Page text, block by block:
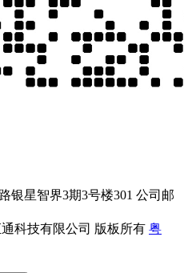
银星智界3期3号楼301 公司邮
科技有限公司 版板所有 粤